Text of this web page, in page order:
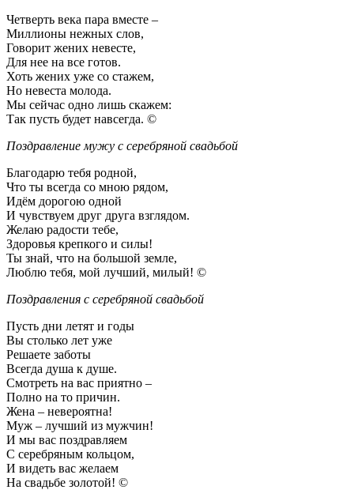
Четверть века пара вместе –
Миллионы нежных слов,
Говорит жених невесте,
Для нее на все готов.
Хоть жених уже со стажем,
Но невеста молода.
Мы сейчас одно лишь скажем:
Так пусть будет навсегда. ©
Поздравление мужу с серебряной свадьбой
Благодарю тебя родной,
Что ты всегда со мною рядом,
Идём дорогою одной
И чувствуем друг друга взглядом.
Желаю радости тебе,
Здоровья крепкого и силы!
Ты знай, что на большой земле,
Люблю тебя, мой лучший, милый! ©
Поздравления с серебряной свадьбой
Пусть дни летят и годы
Вы столько лет уже
Решаете заботы
Всегда душа к душе.
Смотреть на вас приятно –
Полно на то причин.
Жена – невероятна!
Муж – лучший из мужчин!
И мы вас поздравляем
С серебряным кольцом,
И видеть вас желаем
На свадьбе золотой! ©